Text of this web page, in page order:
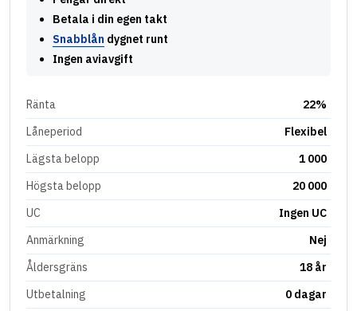
Betala i din egen takt
Snabblån dygnet runt
Ingen aviavgift
Ränta
22%
Låneperiod
Flexibel
Lägsta belopp
1 000
Högsta belopp
20 000
UC
Ingen UC
Anmärkning
Nej
Åldersgräns
18 år
Utbetalning
0 dagar